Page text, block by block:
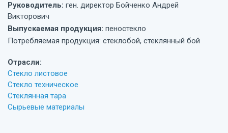
Руководитель: ген. директор Бойченко Андрей
Викторович
Выпускаемая продукция: пеностекло
Потребляемая продукция: стеклобой, стеклянный бой
Отрасли:
Стекло листовое
Стекло техническое
Стеклянная тара
Сырьевые материалы